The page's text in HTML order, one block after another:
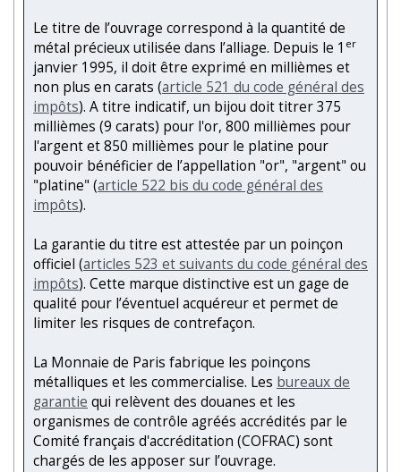
Le titre de l’ouvrage correspond à la quantité de
métal précieux utilisée dans l’alliage. Depuis le 1 er
janvier 1995, il doit être exprimé en millièmes et
non plus en carats (article 521 du code général des
impôts). A titre indicatif, un bijou doit titrer 375
millièmes (9 carats) pour l'or, 800 millièmes pour
l'argent et 850 millièmes pour le platine pour
pouvoir bénéficier de l’appellation "or", "argent" ou
"platine" (article 522 bis du code général des
impôts).
La garantie du titre est attestée par un poinçon
officiel (articles 523 et suivants du code général des
impôts). Cette marque distinctive est un gage de
qualité pour l’éventuel acquéreur et permet de
limiter les risques de contrefaçon.
La Monnaie de Paris fabrique les poinçons
métalliques et les commercialise. Les bureaux de
garantie qui relèvent des douanes et les
organismes de contrôle agréés accrédités par le
Comité français d'accréditation (COFRAC) sont
chargés de les apposer sur l’ouvrage.